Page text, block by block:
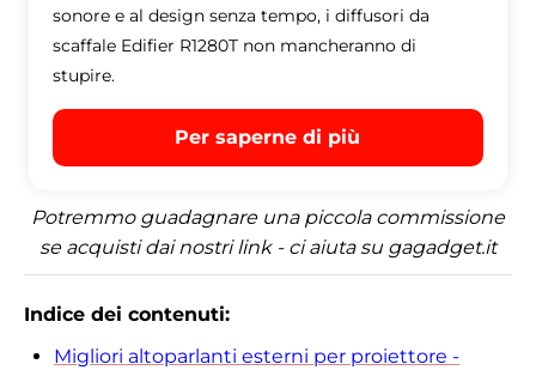
sonore e al design senza tempo, i diffusori da
scaffale Edifier R1280T non mancheranno di
stupire.
Per saperne di più
Potremmo guadagnare una piccola commissione
se acquisti dai nostri link - ci aiuta su gagadget.it
Indice dei contenuti:
Migliori altoparlanti esterni per proiettore -